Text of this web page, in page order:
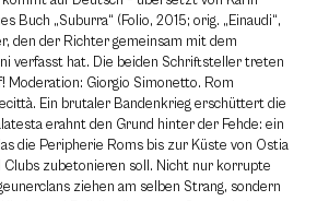
Buch „Suburra“ (Folio, 2015; orig. „Einaudi“,
den der Richter gemeinsam mit dem
verfasst hat. Die beiden Schriftsteller treten
Moderation: Giorgio Simonetto. Rom
Ein brutaler Bandenkrieg erschüttert die
erahnt den Grund hinter der Fehde: ein
die Peripherie Roms bis zur Küste von Ostia
Clubs zubetonieren soll. Nicht nur korrupte
ziehen am selben Strang, sondern